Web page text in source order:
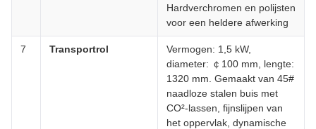
Hardverchromen en polijsten
voor een heldere afwerking
7 Transportrol
Vermogen: 1,5 kW,
diameter: ￠100 mm, lengte:
1320 mm. Gemaakt van 45#
naadloze stalen buis met
CO²-lassen, fijnslijpen van
het oppervlak, dynamische